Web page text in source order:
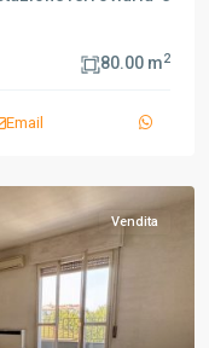
80.00 m2
Email
Vendita